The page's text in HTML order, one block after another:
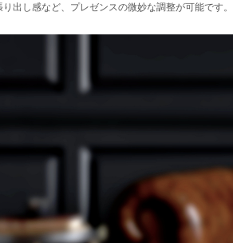
出し感など、プレゼンスの微妙な調整が可能です。